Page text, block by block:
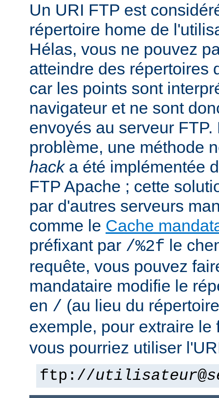
Un URI FTP est
répertoire home de
Hélas, vous ne pouvez
atteindre des répertoires
car les points sont
navigateur et ne sont
envoyés au serveur
problème, une méthode
hacka été implémentée
FTP Apache ; cette
par d'autres serveurs
comme le Cache
préfixant par /%2f le
requête, vous pouvez
mandataire modifie le
en / (au lieu du
exemple, pour extraire
vous pourriez utiliser
ftp://utilisateur@